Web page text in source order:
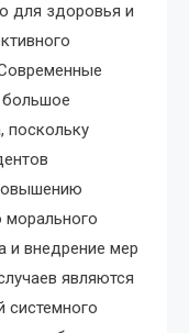
для здоровья и
поскольку
морального
и внедрение мер
являются
системного